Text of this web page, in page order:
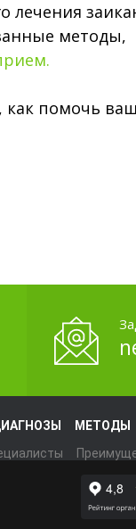
лечения
методы,
помочь
МЕТОДЫ